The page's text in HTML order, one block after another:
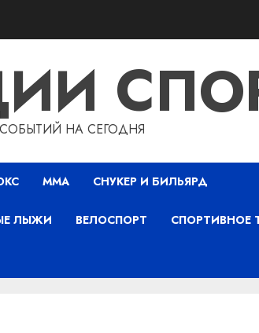
НА СЕГОДНЯ
ММА СНУКЕР И БИЛЬЯРД
ЛЫЖИ ВЕЛОСПОРТ СПОРТИВНОЕ